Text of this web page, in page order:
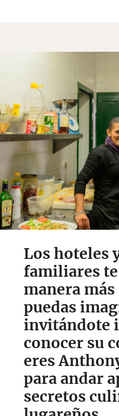
Los hoteles
familiares
manera
puedas
invitándote
conocer su
eres
para andar
secretos